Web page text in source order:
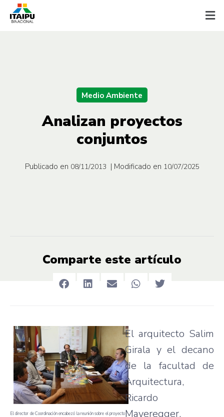
Medio Ambiente
Analizan proyectos
conjuntos
Publicado en 08/11/2013 | Modificado en 10/07/2025
Comparte este artículo
El director de Coordinación encabezó la reunión sobre el proyecto
El arquitecto Salim
Girala y el decano
de la facultad de
Arquitectura,
Ricardo
Mayeregger,